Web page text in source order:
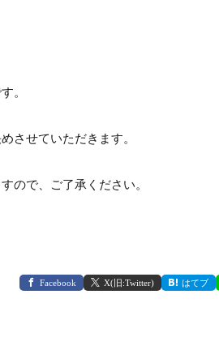
。
させていただきます。
ので、ご了承ください。
Facebook X(旧:Twitter) はてブ